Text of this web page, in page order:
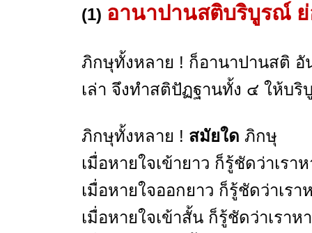
(1) อานาปานสติบริบูรณ์
ภิกษุทั้งหลาย ! ก็อานาปานสติ อั
เล่า จึงทำสติปัฏฐานทั้ง ๔ ให้บริ
ภิกษุทั้งหลาย ! สมัยใด ภิกษุ
เมื่อหายใจเข้ายาว ก็รู้ชัดว่าเรา
เมื่อหายใจออกยาว ก็รู้ชัดว่าเรา
เมื่อหายใจเข้าสั้น ก็รู้ชัดว่าเราห